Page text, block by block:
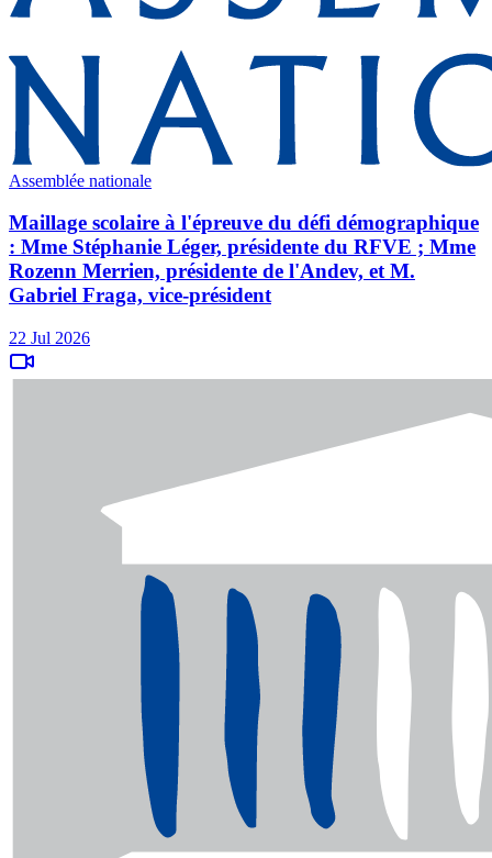
Assemblée nationale
Maillage scolaire à l'épreuve du défi démographique
: Mme Stéphanie Léger, présidente du RFVE ; Mme
Rozenn Merrien, présidente de l'Andev, et M.
Gabriel Fraga, vice-président
22 Jul 2026